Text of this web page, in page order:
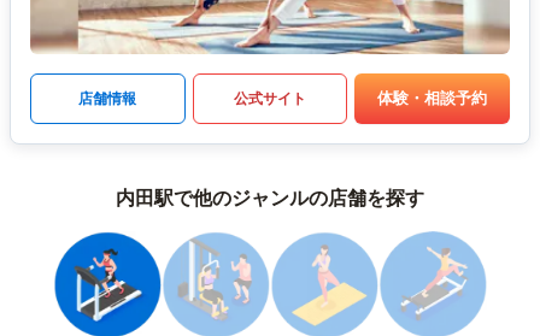
店舗情報 公式サイト 体験・相談予約
内田駅で他のジャンルの店舗を探す